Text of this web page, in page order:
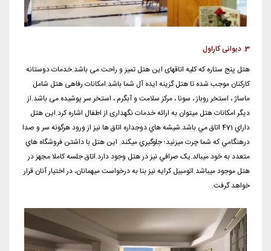
3. دیوانی کاراول
هتل پنج ستاره که کلیه اتاقهای این هتل تمیز و راحت می باشد.خدمات دوستانه
کارکنان موجب شده تا هتل گزینه ایده آل شما باشد.امکانات رفاهی هتل شامل
ماساژ ، استخر روباز ، سونا ، مرکز سلامت و آبگرم ، استخر سر پوشیده می باشد.از
دیگر امکانات هتل میتوان به ارائه خدمات نگهداری از اطفال اشاره کرد.اين هتل
داراي 471 اتاق مي باشد.شيشه هاي دوجداره اتاق ها نيز از ورود هرگونه سر و صدا
درهنگامي که شما چرت ميزنيد؛ جلوگيري ميکند. اين هتل با داشتن فروشگاه هاي
متعدد به خود ميبالد.يک صرافي نيز در هتل وجود دارد.اتاق جلسه کاملا مجهز در
هتل موجود ميباشد.اتومبيل کرايه نيز بنا به درخواست ميهمانان، در اختيار آنان قرار
خواهد گرفت.